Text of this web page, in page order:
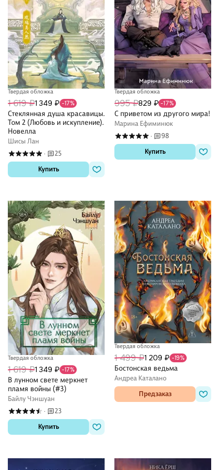
Твердая обложка
1 619 ₽1 349 ₽ -17%
Стеклянная душа красавицы.
Том 2 (Любовь и искупление).
Новелла
Шисы Лан
·
25
Купить
Твердая обложка
995 ₽829 ₽ -17%
С приветом из другого мира!
Марина Ефиминюк
·
98
Купить
Твердая обложка
1 619 ₽1 349 ₽ -17%
В лунном свете меркнет
пламя войны (#3)
Байлу Чэншуан
·
23
Купить
Твердая обложка
1 499 ₽1 209 ₽ -19%
Бостонская ведьма
Андреа Каталано
Предзаказ